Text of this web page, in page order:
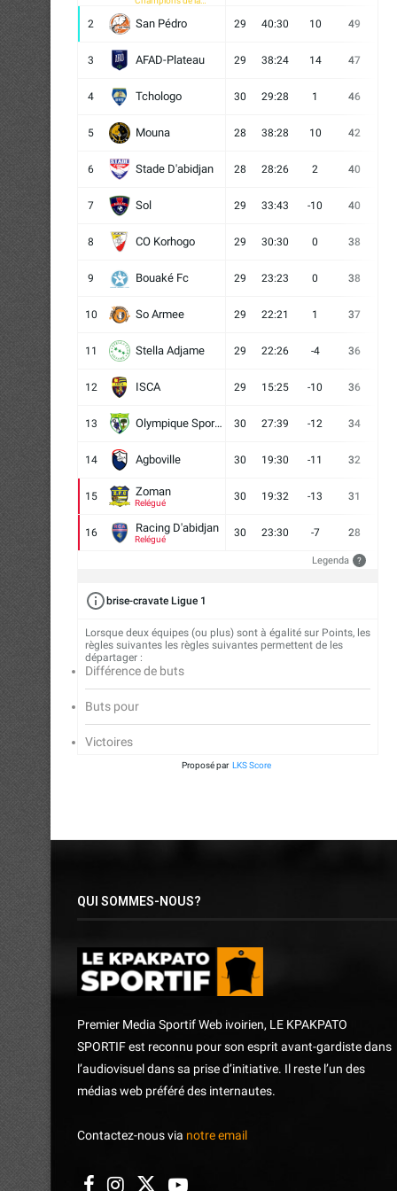
2 San Pédro 29 40:30 10 49
3 AFAD-Plateau 29 38:24 14 47
4 Tchologo 30 29:28 1 46
5 Mouna 28 38:28 10 42
6 Stade D'abidjan 28 28:26 2 40
7 Sol 29 33:43 -10 40
8 CO Korhogo 29 30:30 0 38
9 Bouaké Fc 29 23:23 0 38
10 So Armee 29 22:21 1 37
11 Stella Adjame 29 22:26 -4 36
12 ISCA 29 15:25 -10 36
13 Olympique Sport d'Abobo FC 30 27:39 -12 34
14 Agboville 30 19:30 -11 32
15 Zoman
Relégué
30 19:32 -13 31
16 Racing D'abidjan
Relégué
30 23:30 -7 28
Legenda ?
brise-cravate Ligue 1
Lorsque deux équipes (ou plus) sont à égalité sur Points, les
règles suivantes les règles suivantes permettent de les
départager :
Différence de buts
Buts pour
Victoires
Proposé par LKS Score
QUI SOMMES-NOUS?
Premier Media Sportif Web ivoirien, LE KPAKPATO
SPORTIF est reconnu pour son esprit avant-gardiste dans
l’audiovisuel dans sa prise d’initiative. Il reste l’un des
médias web préféré des internautes.
Contactez-nous via notre email